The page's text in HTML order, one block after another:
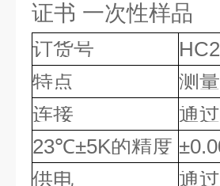
证书 一次性样品
订货号
特点
测
连接
通
23℃±5K的精度
供电
通